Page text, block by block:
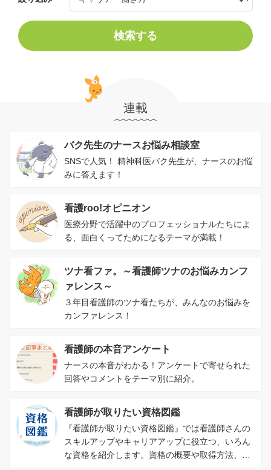
検索する
連載
バク先生のナースお悩み相談室
SNSで人気！ 精神科医バク先生が、ナースのお悩
みに答えます！
看護roo!オピニオン
医療分野で活躍中のプロフェッショナルたちによ
る、面白くってためになるテーマが満載！
ツナ看ファ。～看護師ツナのお悩みカンフ
ァレンス～
３年目看護師のツナ看たちが、みんなのお悩みを
カンファレンス！
看護師の本音アンケート
ナースの本音がわかる！アンケートで寄せられた
回答やコメントをテーマ別に紹介。
看護師が取りたい資格図鑑
『看護師が取りたい資格図鑑』では看護師さんの
スキルアップやキャリアアップに役立つ、いろん
な資格を紹介します。資格の概要や取得方法、資